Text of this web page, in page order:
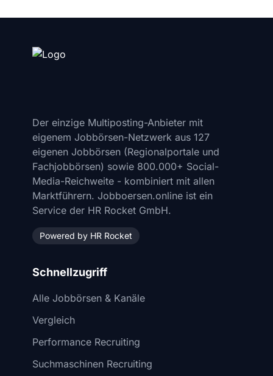
Der einzige Multiposting-Anbieter mit
eigenem Jobbörsen-Netzwerk aus 127
eigenen Jobbörsen (Regionalportale und
Fachjobbörsen) sowie 800.000+ Social-
Media-Reichweite - kombiniert mit allen
Marktführern. Jobboersen.online ist ein
Service der HR Rocket GmbH.
Powered by HR Rocket
Schnellzugriff
Alle Jobbörsen & Kanäle
Vergleich
Performance Recruiting
Suchmaschinen Recruiting